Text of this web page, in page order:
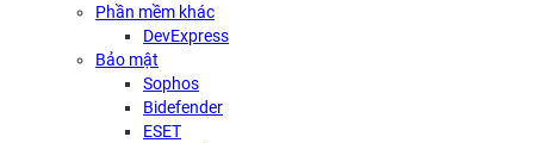
Phần mềm khác
DevExpress
Bảo mật
Sophos
Bidefender
ESET